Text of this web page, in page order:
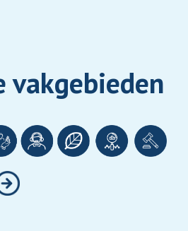
vakgebieden